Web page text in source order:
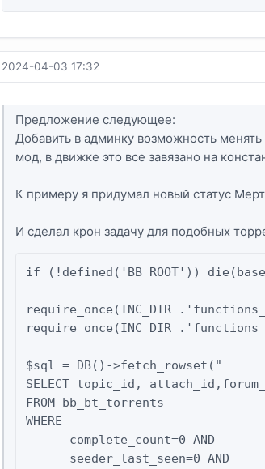
2024-04-03 17:32
Предложение следующее:
Добавить в админку возможность
мод, в движке это все завязано на
К примеру я придумал новый статус
И сделал крон задачу для подобных
if (!defined('BB_ROOT'))
require_once(INC_DIR
require_once(INC_DIR
$sql = DB()->fetch_rowset("
SELECT topic_id,
FROM bb_bt_torrents
WHERE
      complete_count=0 AND
      seeder_last_seen=0 AND